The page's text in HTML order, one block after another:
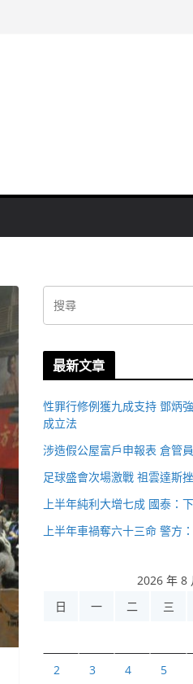
最新文章
性罪行修例獲九成支持 鄧炳
成立法
涉造假公屋富戶申報表 倉管
足球盛會次場激戰 祖雲達斯
上半年純利大增七成 國泰：
上半年車禍奪六十三命 警方
2026 年 8
日
一 二 三
2 3 4 5